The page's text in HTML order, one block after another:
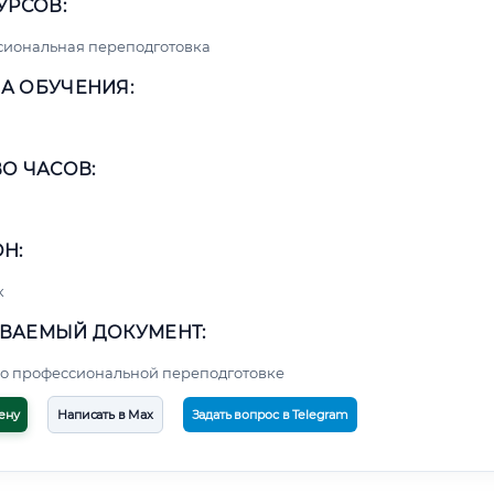
переподготовка
ОБУЧЕНИЯ:
ЧАСОВ:
ДОКУМЕНТ:
профессиональной переподготовке
Написать в Max Задать вопрос в Telegram